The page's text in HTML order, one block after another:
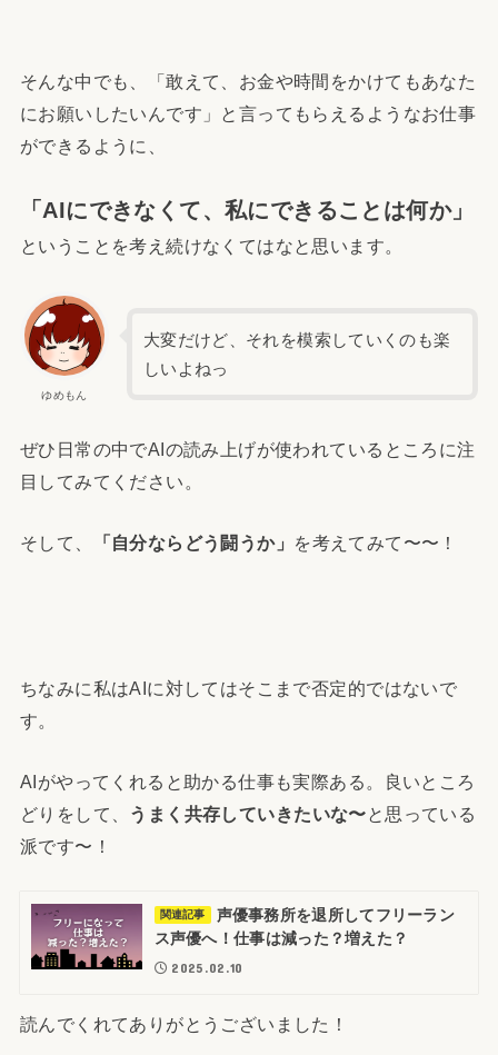
そんな中でも、「敢えて、お金や時間をかけてもあなた
にお願いしたいんです」と言ってもらえるようなお仕事
ができるように、
「AIにできなくて、私にできることは何か」
ということを考え続けなくてはなと思います。
ゆめもん
大変だけど、それを模索していくのも楽
しいよねっ
ぜひ日常の中でAIの読み上げが使われているところに注
目してみてください。
そして、 「自分ならどう闘うか」 を考えてみて〜〜！
ちなみに私はAIに対してはそこまで否定的ではないで
す。
AIがやってくれると助かる仕事も実際ある。良いところ
どりをして、 うまく共存していきたいな〜と思っている
派です〜！
関連記事
声優事務所を退所してフリーラン
ス声優へ！仕事は減った？増えた？
2025.02.10
読んでくれてありがとうございました！